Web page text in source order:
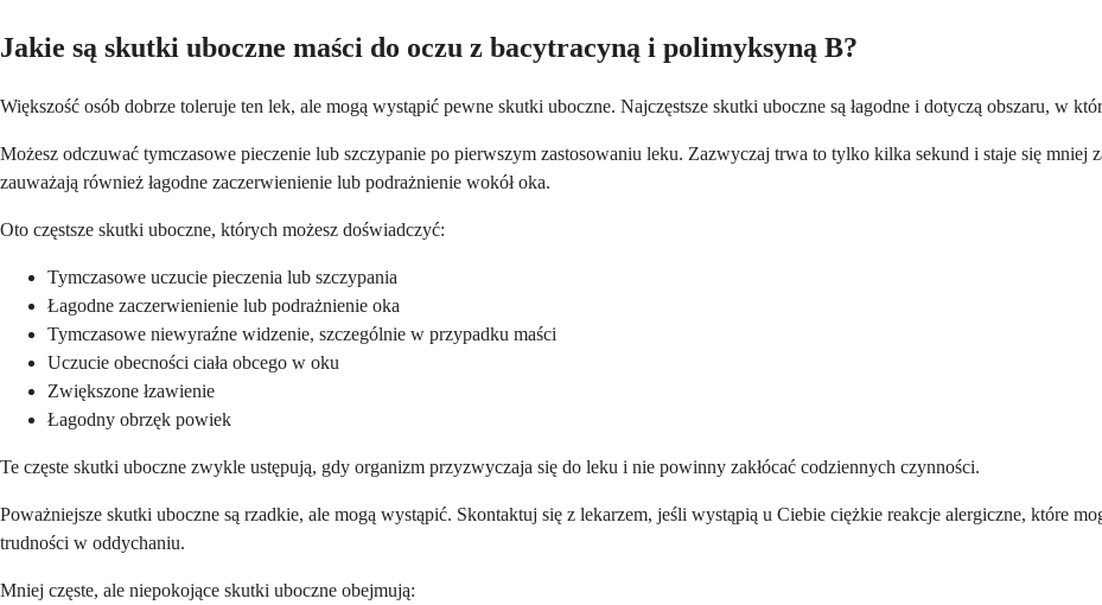
Jakie są skutki uboczne maści do oczu z bacytracyną i polimyksyną B?
Większość osób dobrze toleruje ten lek, ale mogą wystąpić pewne skutki uboczne. Najczęstsze skutki uboczne są łagodne i dotyczą obszaru, w
Możesz odczuwać tymczasowe pieczenie lub szczypanie po pierwszym zastosowaniu leku. Zazwyczaj trwa to tylko kilka sekund i staje się
zauważają również łagodne zaczerwienienie lub podrażnienie wokół oka.
Oto częstsze skutki uboczne, których możesz doświadczyć:
Tymczasowe uczucie pieczenia lub szczypania
Łagodne zaczerwienienie lub podrażnienie oka
Tymczasowe niewyraźne widzenie, szczególnie w przypadku maści
Uczucie obecności ciała obcego w oku
Zwiększone łzawienie
Łagodny obrzęk powiek
Te częste skutki uboczne zwykle ustępują, gdy organizm przyzwyczaja się do leku i nie powinny zakłócać codziennych czynności.
Poważniejsze skutki uboczne są rzadkie, ale mogą wystąpić. Skontaktuj się z lekarzem, jeśli wystąpią u Ciebie ciężkie reakcje alergiczne, które
trudności w oddychaniu.
Mniej częste, ale niepokojące skutki uboczne obejmują: